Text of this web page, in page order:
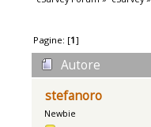
Pagine: [1]
Autore
stefanoro
Newbie